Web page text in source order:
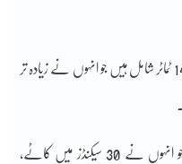
والیس کے نئے ریکارڈز میں ایک منٹ میں 14 ٹماٹر شامل ہیں جو انہوں نے زیادہ تر
دوسری جانب 9 اجوائن کے سلائسسں ہیں جو انہوں نے 30 سیکنڈز میں کاٹے،